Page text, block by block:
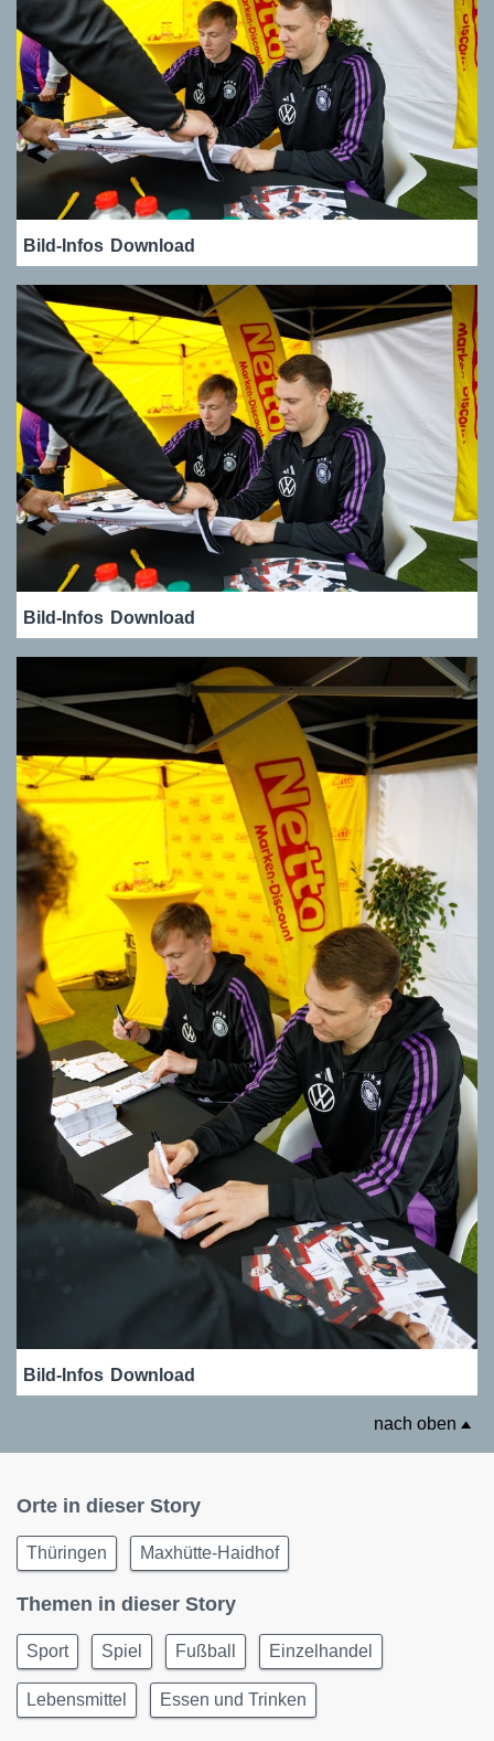
Bild-Infos Download
Bild-Infos Download
Bild-Infos Download
nach oben
Orte in dieser Story
Thüringen Maxhütte-Haidhof
Themen in dieser Story
Sport Spiel Fußball Einzelhandel
Lebensmittel Essen und Trinken